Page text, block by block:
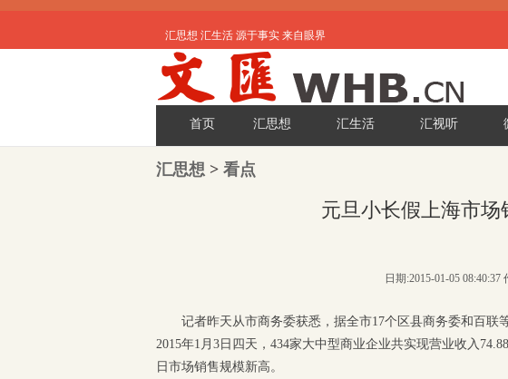
汇思想 汇生活 源于事实 来自眼界
首页 汇思想 汇生活 汇视听
汇思想 > 看点
元旦小长假上海市场
日期:2015-01-05 08:40:37
记者昨天从市商务委获悉，据全市17个区县商务委和百联
2015年1月3日四天，434家大中型商业企业共实现营业收入
日市场销售规模新高。